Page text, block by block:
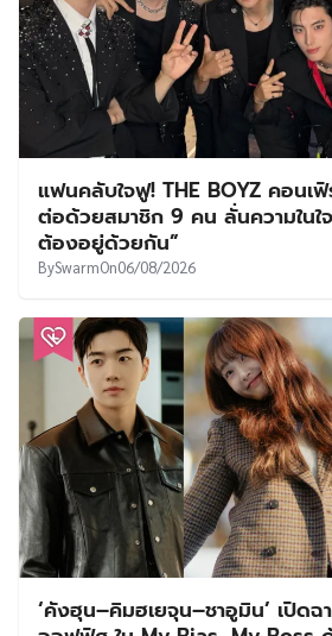
แฟนคลับใจฟู! THE BOYZ คอนเ
ต่อด้วยสมาชิก 9 คน ลั่นความในใ
ต้องอยู่ด้วยกัน”
BySwarmOn06/08/2026
‘คังฮุน–คิมฮเยจุน–ชาอูมิน’ เปิดฉ